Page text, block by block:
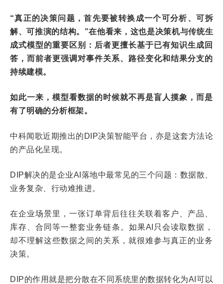
“真正的决策问题，首先要被转换成一个可分析、可拆
解、可推演的结构。”在他看来，这也是决策机与传统生
成式模型的重要区别：后者更擅长基于已有知识生成回
答，而前者更强调对事件关系、路径变化和结果分支的
持续建模。
如此一来，模型看数据的时候就不再是盲人摸象，而是
有了明确的分析框架。
中科闻歌近期推出的DIP决策智能平台，亦是这套方法论
的产品化呈现。
DIP解决的是企业AI落地中最常见的三个问题：数据散、
业务复杂、行动难推进。
在企业场景里，一张订单背后往往关联着客户、产品、
库存、合同等一整套业务链条。如果AI只会读取数据，
却不理解这些数据之间的关系，就很难参与真正的业务
决策。
DIP的作用就是把分散在不同系统里的数据转化为AI可以